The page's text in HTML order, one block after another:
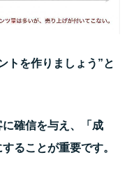
トを作りましょう”と
確信を与え、「成
ることが重要です。